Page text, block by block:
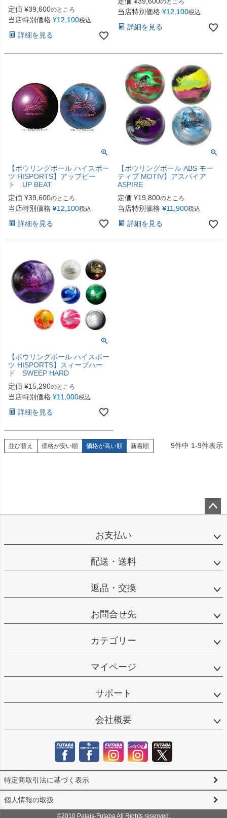
定価 ¥39,600のところ
当店特別価格 ¥12,100税込
詳細を見る
のところ
当店特別価格 ¥12,100税込
詳細を見る
【ボウリングボール ハイスポー
ツ HISPORTS】アップビー
ト UP BEAT
定価 ¥39,600のところ
当店特別価格 ¥12,100税込
詳細を見る
【ボウリングボール ABS モー
ティブ MOTIV】アスパイア
ASPIRE
定価 ¥19,800のところ
当店特別価格 ¥11,900税込
詳細を見る
【ボウリングボール ハイスポー
ツ HISPORTS】スィープハー
ド SWEEP HARD
定価 ¥15,290のところ
当店特別価格 ¥11,000税込
詳細を見る
並び替え 価格が安い順 価格が高い順 新着順 9件中 1-9件表示
ップ
お支払い
配送・送料
返品・交換
お問合せ先
カテゴリー
マイページ
サポート
会社概要
特定商取引法に基づく表示
個人情報の取扱
©2010 Palais-Futaba All Rights reserved.